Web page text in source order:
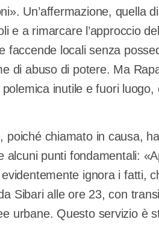
Un’affermazione, quella
e a rimarcare l’approccio
faccende locali senza
di abuso di potere. Ma
inutile e fuori
poiché chiamato in causa,
alcuni punti fondamentali:
ignora i fatti,
Sibari alle ore 23, con
urbane. Questo servizio è